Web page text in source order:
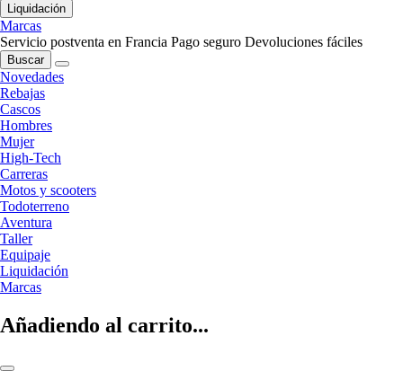
Liquidación
Marcas
Servicio postventa en Francia Pago seguro Devoluciones fáciles
Buscar
Novedades
Rebajas
Cascos
Hombres
Mujer
High-Tech
Carreras
Motos y scooters
Todoterreno
Aventura
Taller
Equipaje
Liquidación
Marcas
Añadiendo al carrito...